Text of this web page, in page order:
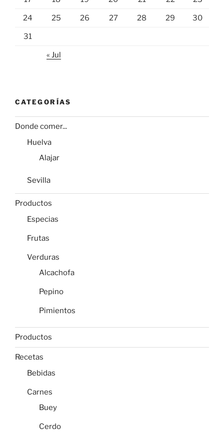
24 25 26 27 28 29 30
31
« Jul
CATEGORÍAS
Donde comer...
Huelva
Alajar
Sevilla
Productos
Especias
Frutas
Verduras
Alcachofa
Pepino
Pimientos
Productos
Recetas
Bebidas
Carnes
Buey
Cerdo